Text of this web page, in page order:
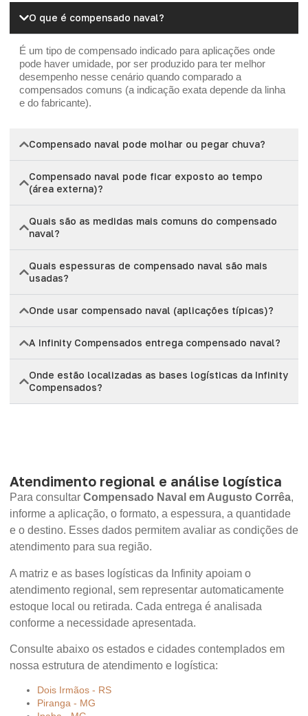
O que é compensado naval?
É um tipo de compensado indicado para aplicações onde
pode haver umidade, por ser produzido para ter melhor
desempenho nesse cenário quando comparado a
compensados comuns (a indicação exata depende da linha
e do fabricante).
Compensado naval pode molhar ou pegar chuva?
Compensado naval pode ficar exposto ao tempo
(área externa)?
Quais são as medidas mais comuns do compensado
naval?
Quais espessuras de compensado naval são mais
usadas?
Onde usar compensado naval (aplicações típicas)?
A Infinity Compensados entrega compensado naval?
Onde estão localizadas as bases logísticas da Infinity
Compensados?
Atendimento regional e análise logística
Para consultar Compensado Naval em Augusto Corrêa,
informe a aplicação, o formato, a espessura, a quantidade
e o destino. Esses dados permitem avaliar as condições de
atendimento para sua região.
A matriz e as bases logísticas da Infinity apoiam o
atendimento regional, sem representar automaticamente
estoque local ou retirada. Cada entrega é analisada
conforme a necessidade apresentada.
Consulte abaixo os estados e cidades contemplados em
nossa estrutura de atendimento e logística:
Dois Irmãos - RS
Piranga - MG